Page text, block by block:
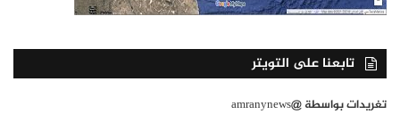
تابعنا على التويتر
تغريدات بواسطة @amranynews